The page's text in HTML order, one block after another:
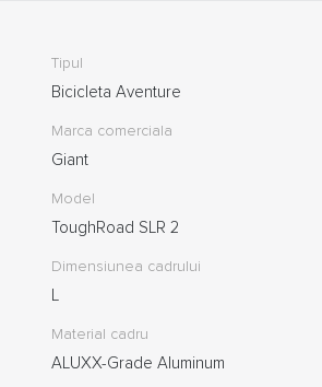
Tipul
Bicicleta Aventure
Marca comerciala
Giant
Model
ToughRoad SLR 2
Dimensiunea cadrului
L
Material cadru
ALUXX-Grade Aluminum